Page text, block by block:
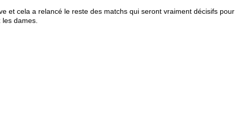
et cela a relancé le reste des matchs qui seront vraiment décisifs pour
les dames.